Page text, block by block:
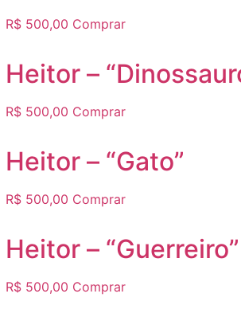
R$ 500,00 Comprar
Heitor –
R$ 500,00 Comprar
Heitor – “Gato”
R$ 500,00 Comprar
Heitor – “Guerreiro”
R$ 500,00 Comprar